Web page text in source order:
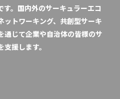
す。国内外のサーキュラーエコ
ットワーキング、共創型サーキ
通じて企業や自治体の皆様のサ
援します。